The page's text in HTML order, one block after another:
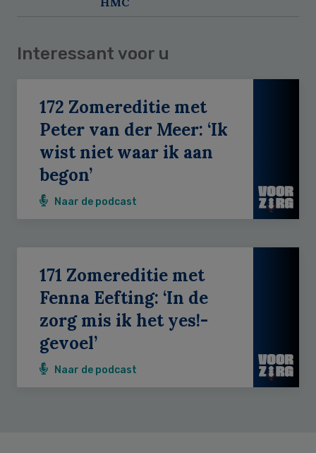
Interessant voor u
172 Zomereditie met
Peter van der Meer: ‘Ik
wist niet waar ik aan
begon’
Naar de podcast
171 Zomereditie met
Fenna Eefting: ‘In de
zorg mis ik het yes!-
gevoel’
Naar de podcast